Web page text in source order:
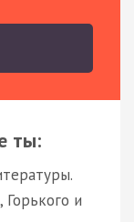
ты:
и